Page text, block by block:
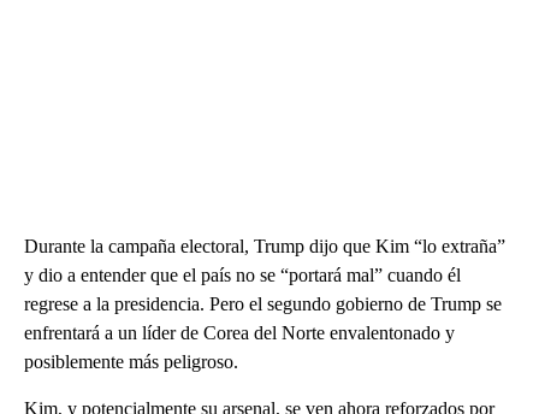
Durante la campaña electoral, Trump dijo que Kim “lo extraña”
y dio a entender que el país no se “portará mal” cuando él
regrese a la presidencia. Pero el segundo gobierno de Trump se
enfrentará a un líder de Corea del Norte envalentonado y
posiblemente más peligroso.
Kim, y potencialmente su arsenal, se ven ahora reforzados por